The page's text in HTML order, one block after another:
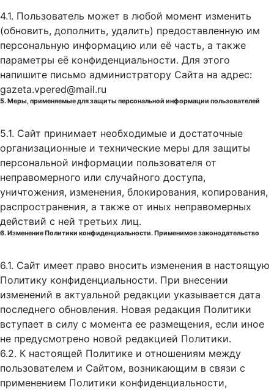
4.1. Пользователь может в любой момент изменить
(обновить, дополнить, удалить) предоставленную им
персональную информацию или её часть, а также
параметры её конфиденциальности. Для этого
напишите письмо администратору Сайта на адрес:
gazeta.vpered@mail.ru
5. Меры, применяемые для защиты персональной информации пользователей
5.1. Сайт принимает необходимые и достаточные
организационные и технические меры для защиты
персональной информации пользователя от
неправомерного или случайного доступа,
уничтожения, изменения, блокирования, копирования,
распространения, а также от иных неправомерных
действий с ней третьих лиц.
6. Изменение Политики конфиденциальности. Применимое законодательство
6.1. Сайт имеет право вносить изменения в настоящую
Политику конфиденциальности. При внесении
изменений в актуальной редакции указывается дата
последнего обновления. Новая редакция Политики
вступает в силу с момента ее размещения, если иное
не предусмотрено новой редакцией Политики.
6.2. К настоящей Политике и отношениям между
пользователем и Сайтом, возникающим в связи с
применением Политики конфиденциальности,